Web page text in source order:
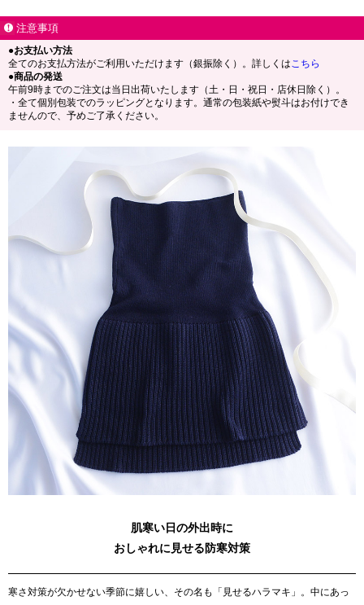
注意事項
●お支払い方法
全てのお支払方法がご利用いただけます（銀振除く）。詳しくはこちら
●商品の発送
午前9時までのご注文は当日出荷いたします（土・日・祝日・店休日除く）。
・全て個別包装でのラッピングとなります。通常の包装紙や熨斗はお付けでき
ませんので、予めご了承ください。
肌寒い日の外出時に
おしゃれに見せる防寒対策
寒さ対策が欠かせない季節に嬉しい、その名も「見せるハラマキ」。中にあっ